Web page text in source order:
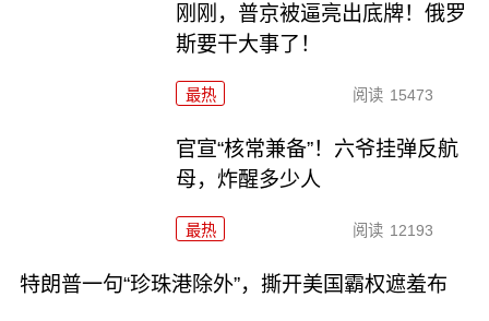
刚刚，普京被逼亮出底牌！俄罗
斯要干大事了！
最热 阅读 15473
官宣“核常兼备”！六爷挂弹反航
母，炸醒多少人
最热 阅读 12193
特朗普一句“珍珠港除外”，撕开美国霸权遮羞布